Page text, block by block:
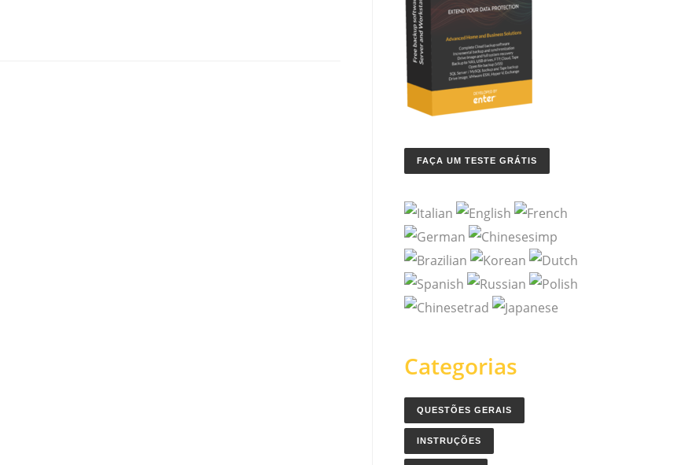
FAÇA UM TESTE GRÁTIS
Categorias
QUESTÕES GERAIS
INSTRUÇÕES